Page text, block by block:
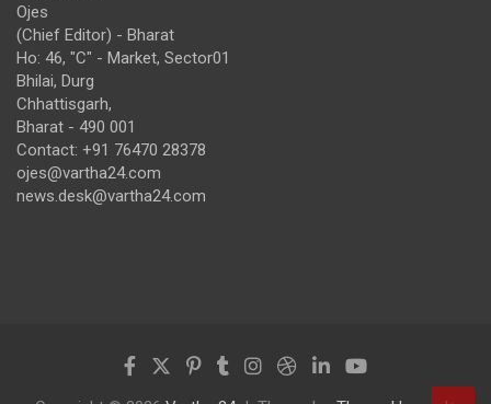
Ojes
(Chief Editor) - Bharat
Ho: 46, "C" - Market, Sector01
Bhilai, Durg
Chhattisgarh,
Bharat - 490 001
Contact: +91 76470 28378
ojes@vartha24.com
news.desk@vartha24.com